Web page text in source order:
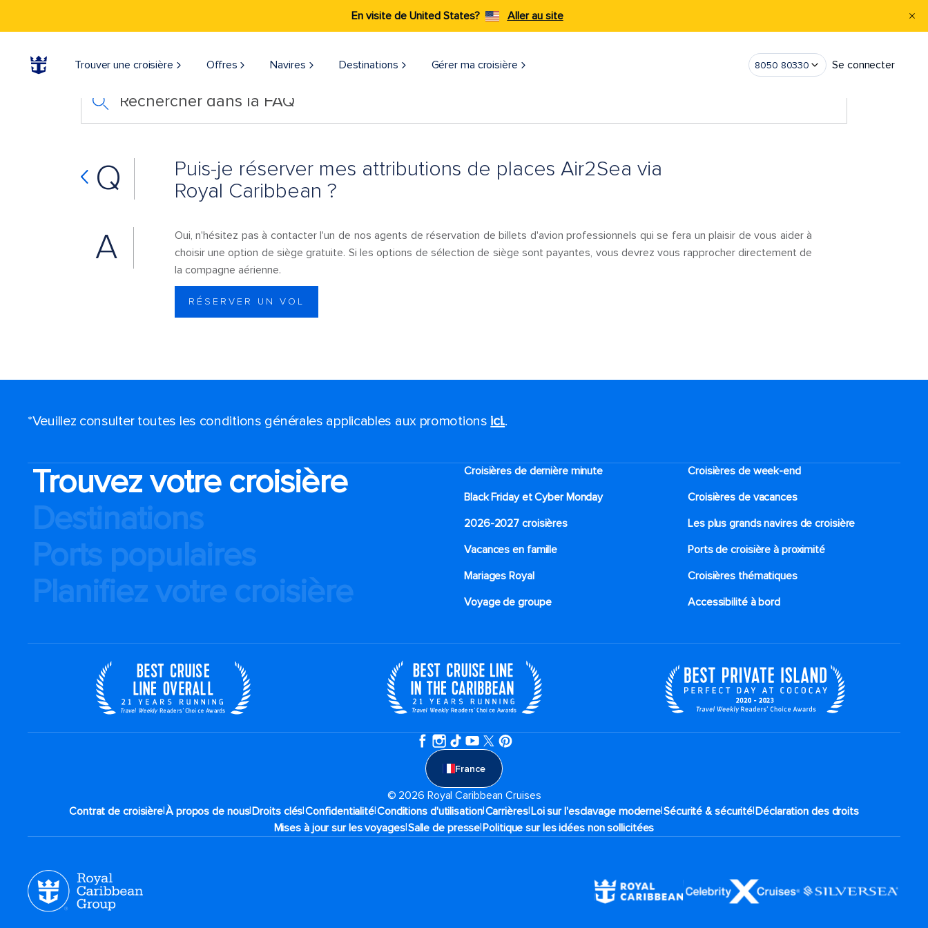
En visite de United States? Aller au site
Trouver une croisière Offres Navires Destinations Gérer ma croisière 8050 80330 Se connecter
Rechercher dans la FAQ
Q
Puis-je réserver mes attributions de places Air2Sea via
Royal Caribbean ?
A
Oui, n'hésitez pas à contacter l'un de nos agents de réservation de billets d'avion professionnels qui se fera un plaisir de vous aider à
choisir une option de siège gratuite. Si les options de sélection de siège sont payantes, vous devrez vous rapprocher directement de
la compagne aérienne.
RÉSERVER UN VOL
*Veuillez consulter toutes les conditions générales applicables aux promotions ici..
Trouvez votre croisière
Destinations
Ports populaires
Planifiez votre croisière
Croisières de dernière minute
Croisières de week-end
Black Friday et Cyber Monday
Croisières de vacances
2026-2027 croisières
Les plus grands navires de croisière
Vacances en famille
Ports de croisière à proximité
Mariages Royal
Croisières thématiques
Voyage de groupe​
Accessibilité à bord​
France
© 2026 Royal Caribbean Cruises
Contrat de croisière|À propos de nous|Droits clés|Confidentialité|Conditions d'utilisation|Carrières|Loi sur l'esclavage moderne|Sécurité & sécurité|Déclaration des droits
Mises à jour sur les voyages|Salle de presse|Politique sur les idées non sollicitées